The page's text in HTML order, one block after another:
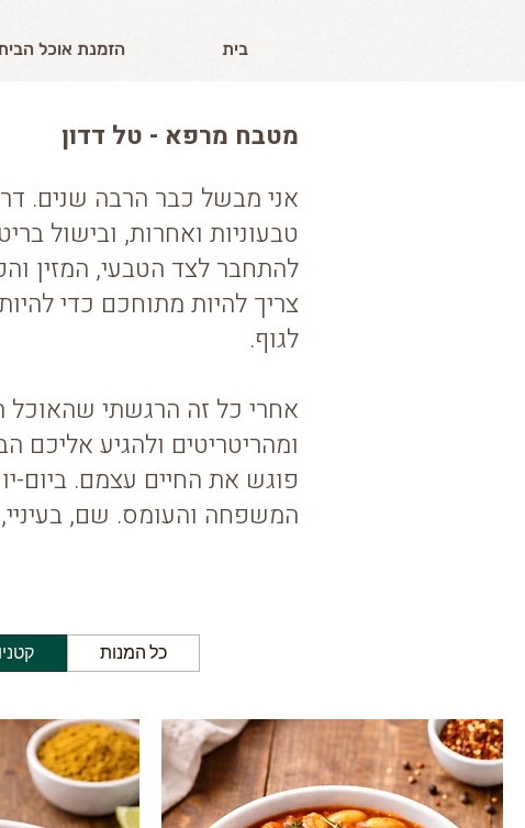
בית הזמנת אוכל
אני מבשל כבר הרבה שנים.
טבעוניות ואחרות, ובישול
להתחבר לצד הטבעי, המזין
צריך להיות מתוחכם כדי
לגוף.
אחרי כל זה הרגשתי
ומהריטריטים ולהגיע
פוגש את החיים עצמם. ביום-
המשפחה והעומס. שם, בעיניי,
מטבח מרפא - טל דדון
כל המנות